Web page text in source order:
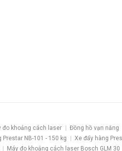
đo khoảng cách laser Đồng hồ vạn năng
Prestar NB-101 - 150 kg Xe đẩy hàng
Máy đo khoảng cách laser Bosch GLM 30